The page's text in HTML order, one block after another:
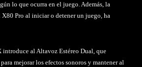
lo que ocurra en el juego. Además, la
Pro al iniciar o detener un juego, ha
introduce al Altavoz Estéreo Dual, que
mejorar los efectos sonoros y mantener al